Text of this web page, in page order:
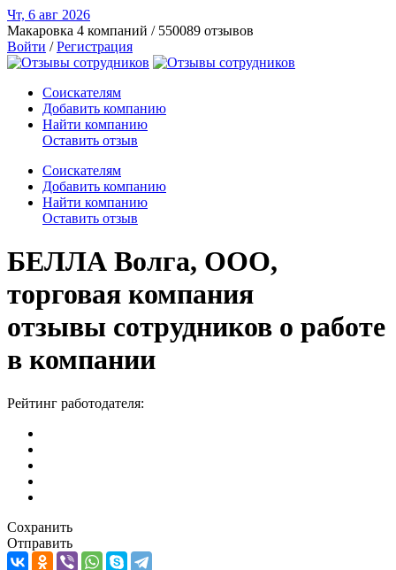
Чт, 6 авг 2026
Макаровка 4 компаний / 550089 отзывов
Войти /Регистрация
Соискателям
Добавить компанию
Найти компанию
Оставить отзыв
Соискателям
Добавить компанию
Найти компанию
Оставить отзыв
БЕЛЛА Волга, ООО,
торговая компания
отзывы сотрудников о работе
в компании
Рейтинг работодателя:
Сохранить
Отправить